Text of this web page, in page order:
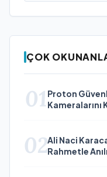
ÇOK
01 Proton
Kameralarını
02Ali Naci
Rahmetle